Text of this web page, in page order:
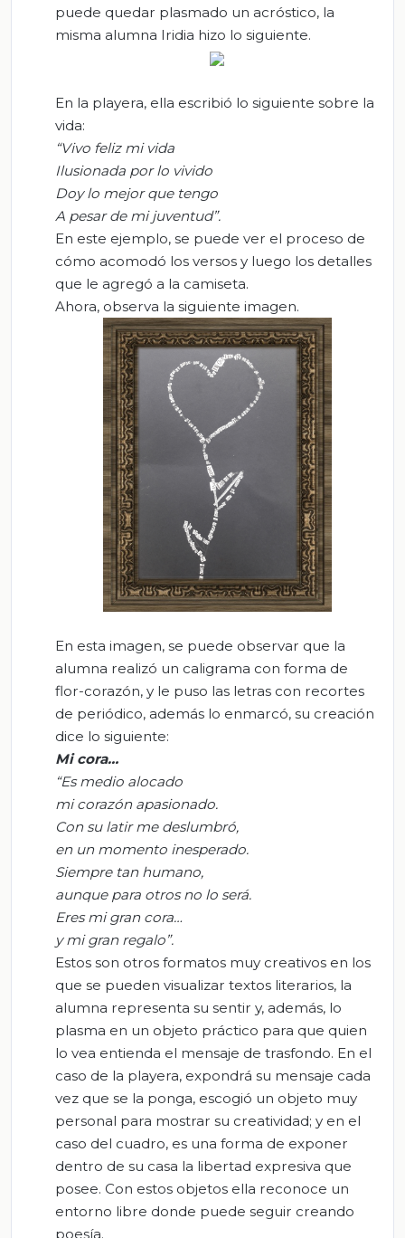
puede quedar plasmado un acróstico, la
misma alumna Iridia hizo lo siguiente.
En la playera, ella escribió lo siguiente sobre la
vida:
“Vivo feliz mi vida
Ilusionada por lo vivido
Doy lo mejor que tengo
A pesar de mi juventud”.
En este ejemplo, se puede ver el proceso de
cómo acomodó los versos y luego los detalles
que le agregó a la camiseta.
Ahora, observa la siguiente imagen.
En esta imagen, se puede observar que la
alumna realizó un caligrama con forma de
flor-corazón, y le puso las letras con recortes
de periódico, además lo enmarcó, su creación
dice lo siguiente:
Micora…
“Es medio alocado
mi corazón apasionado.
Con su latir me deslumbró,
en un momento inesperado.
Siempre tan humano,
aunque para otros no lo será.
Eres mi gran cora…
y mi gran regalo”.
Estos son otros formatos muy creativos en los
que se pueden visualizar textos literarios, la
alumna representa su sentir y, además, lo
plasma en un objeto práctico para que quien
lo vea entienda el mensaje de trasfondo. En el
caso de la playera, expondrá su mensaje cada
vez que se la ponga, escogió un objeto muy
personal para mostrar su creatividad; y en el
caso del cuadro, es una forma de exponer
dentro de su casa la libertad expresiva que
posee. Con estos objetos ella reconoce un
entorno libre donde puede seguir creando
poesía.